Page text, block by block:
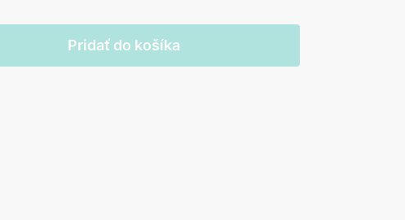
Pridať do košíka